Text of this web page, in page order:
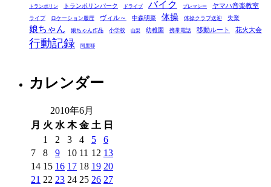
トランポリン トランポリンパーク ドライブ バイク プレマシー ヤマハ音楽教室
ライブ ロケーション履歴 ヴィル～ 中森明菜 体操 体操クラブ送迎 失業
娘ちゃん 娘ちゃん作品 小学校 山梨 幼稚園 携帯電話 移動ルート 花火大会
行動記録 阿里耶
カレンダー
2010年6月
月 火 水 木 金 土 日
1
2 3 4 5
6
7
8 9 10 11 12 13
14 15 16 17 18 19 20
21 22 23 24 25 26 27